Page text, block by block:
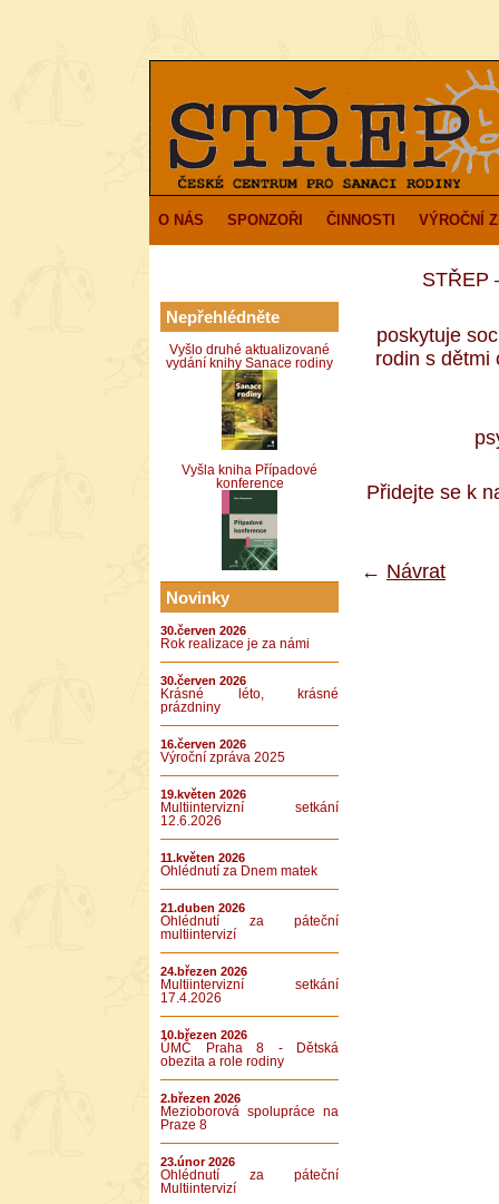
O NÁS SPONZOŘI ČINNOSTI VÝROČNÍ
Nepřehlédněte
Vyšlo druhé aktualizované
vydání knihy Sanace rodiny
Vyšla kniha Případové
konference
Novinky
30.červen 2026
Rok realizace je za námi
30.červen 2026
Krásné léto, krásné
prázdniny
16.červen 2026
Výroční zpráva 2025
19.květen 2026
Multiintervizní setkání
12.6.2026
11.květen 2026
Ohlédnutí za Dnem matek
21.duben 2026
Ohlédnutí za páteční
multiintervizí
24.březen 2026
Multiintervizní setkání
17.4.2026
10.březen 2026
ÚMČ Praha 8 - Dětská
obezita a role rodiny
2.březen 2026
Mezioborová spolupráce na
Praze 8
23.únor 2026
Ohlédnutí za páteční
Multiintervizí
STŘEP
poskytuje
rodin s dětmi
Přidejte se k
← Návrat